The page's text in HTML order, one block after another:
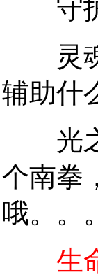
守护
灵魂
辅助什
光之
个南拳
哦。。
生